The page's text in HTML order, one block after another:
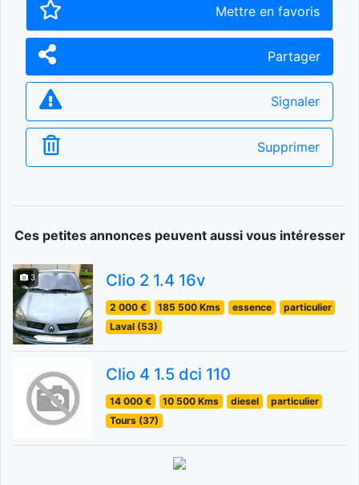
Mettre en favoris
Partager
Signaler
Supprimer
Ces petites annonces peuvent aussi vous intéresser
3 Clio 2 1.4 16v
2 000 € 185 500 Kms essence
particulier
Laval (53)
Clio 4 1.5 dci 110
14 000 € 10 500 Kms diesel
particulier
Tours (37)